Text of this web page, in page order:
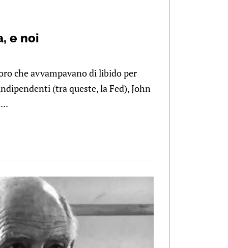
e noi
che avvampavano di libido per
(tra queste, la Fed), John